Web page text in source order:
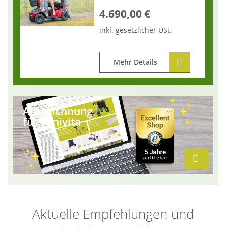
4.690,00 €
inkl. gesetzlicherUSt.
Mehr Details
Auszeichnung
für Sanivita
Aktuelle Empfehlungen und